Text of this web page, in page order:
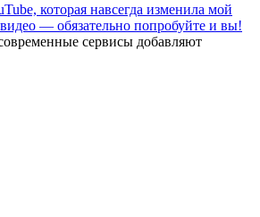
которая навсегда изменила мой
— обязательно попробуйте и вы!
сервисы добавляют